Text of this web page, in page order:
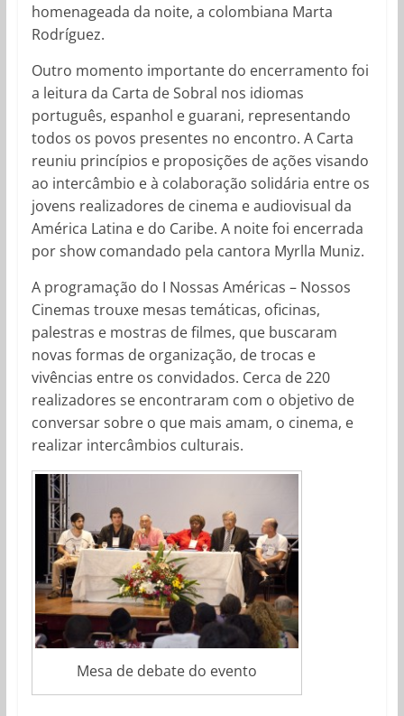
homenageada da noite, a colombiana Marta
Rodríguez.
Outro momento importante do encerramento foi
a leitura da Carta de Sobral nos idiomas
português, espanhol e guarani, representando
todos os povos presentes no encontro. A Carta
reuniu princípios e proposições de ações visando
ao intercâmbio e à colaboração solidária entre os
jovens realizadores de cinema e audiovisual da
América Latina e do Caribe. A noite foi encerrada
por show comandado pela cantora Myrlla Muniz.
A programação do I Nossas Américas – Nossos
Cinemas trouxe mesas temáticas, oficinas,
palestras e mostras de filmes, que buscaram
novas formas de organização, de trocas e
vivências entre os convidados. Cerca de 220
realizadores se encontraram com o objetivo de
conversar sobre o que mais amam, o cinema, e
realizar intercâmbios culturais.
Mesa de debate do evento